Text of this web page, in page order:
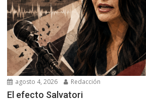
agosto 4, 2026 Redacción
El efecto Salvatori